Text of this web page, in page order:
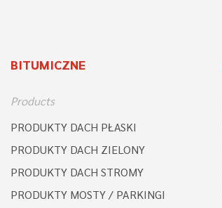
BITUMICZNE
Products
PRODUKTY DACH PŁASKI
PRODUKTY DACH ZIELONY
PRODUKTY DACH STROMY
PRODUKTY MOSTY / PARKINGI